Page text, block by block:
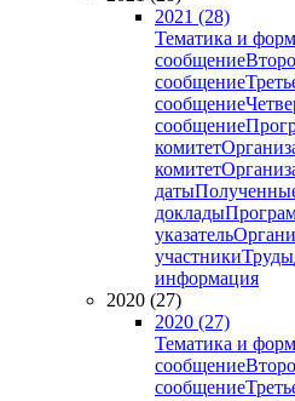
2021 (28)
Тематика и
сообщение
сообщение
сообщение
сообщение
комитет
комитет
даты
доклады
указатель
участникиТруды
информация
2020 (27)
2020 (27)
Тематика и
сообщение
сообщение